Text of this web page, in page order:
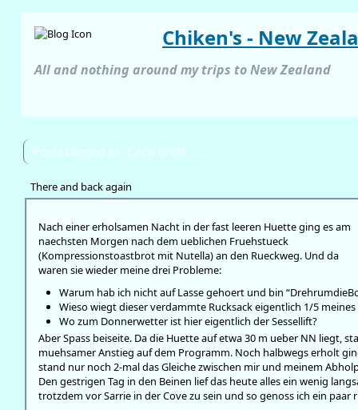
Chiken's - New
All and nothing around my trips to New Zealand
There and back again
Nach einer erholsamen Nacht in der fast leeren Huette ging es am
naechsten Morgen nach dem ueblichen Fruehstueck
(Kompressionstoastbrot mit Nutella) an den Rueckweg. Und da
waren sie wieder meine drei Probleme:
Warum hab ich nicht auf Lasse gehoert und bin
Wieso wiegt dieser verdammte Rucksack eigentlich 1/5
Wo zum Donnerwetter ist hier eigentlich der Sessellift?
Aber Spass beiseite. Da die Huette auf etwa 30 m ueber NN liegt,
muehsamer Anstieg auf dem Programm. Noch halbwegs erholt
stand nur noch 2-mal das Gleiche zwischen mir und meinem
Den gestrigen Tag in den Beinen lief das heute alles ein wenig
trotzdem vor Sarrie in der Cove zu sein und so genoss ich ein paar